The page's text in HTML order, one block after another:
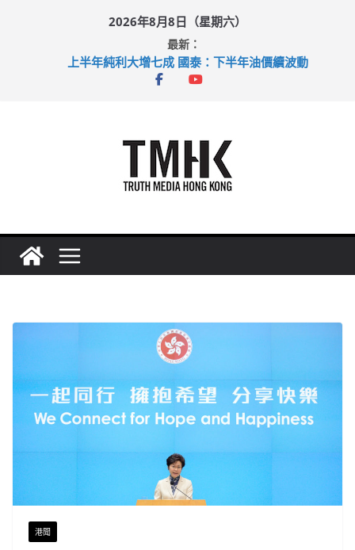
2026年8月8日（星期六）
最新：
足球盛會次場激戰 祖雲達斯挫車路士
上半年純利大增七成 國泰：下半年油價續波動
拜仁熱身賽挫維拉 啟德主場館奪錦標
港聞